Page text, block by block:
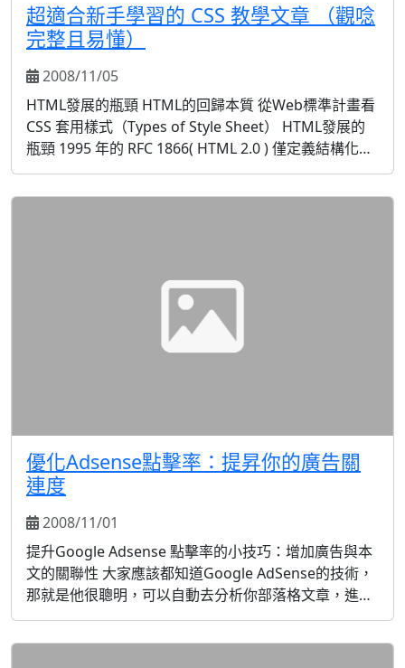
超適合新手學習的 CSS 教學文章 （觀唸
完整且易懂）
2008/11/05
HTML發展的瓶頸 HTML的回歸本質 從Web標準計畫看
CSS 套用樣式（Types of Style Sheet） HTML發展的
瓶頸 1995 年的 RFC 1866( HTML 2.0 ) 僅定義結構化的
標記，如h1 到 h6、p、pre、address、
blockquote、...
優化Adsense點擊率：提昇你的廣告關
連度
2008/11/01
提升Google Adsense 點擊率的小技巧：增加廣告與本
文的關聯性 大家應該都知道Google AdSense的技術，
那就是他很聰明，可以自動去分析你部落格文章，進而
顯示相關的廣告服務。 雖然Google AdSense的技術已
經很好了，但是有時候也不免會出現一些有趣的情況，